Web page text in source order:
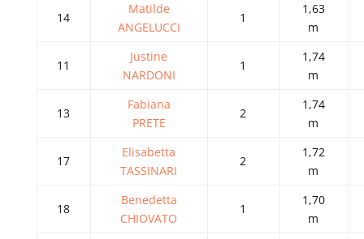
14
Matilde
ANGELUCCI
1
1,63
m
11
Justine
NARDONI
1
1,74
m
13
Fabiana
PRETE
2
1,74
m
17
Elisabetta
TASSINARI
2
1,72
m
18
Benedetta
CHIOVATO
1
1,70
m